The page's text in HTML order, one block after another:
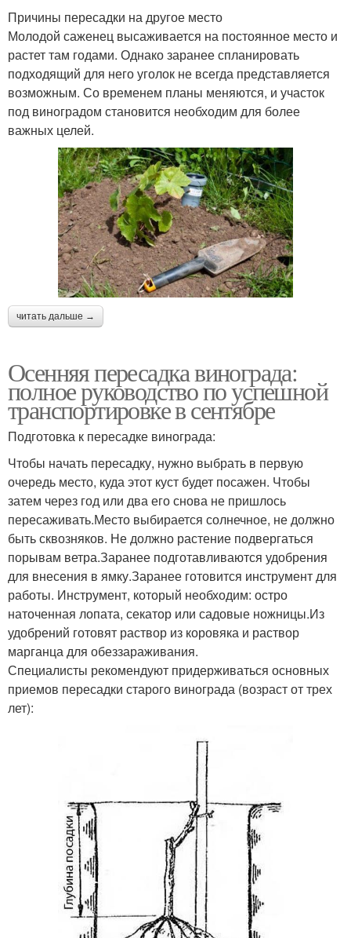
Причины пересадки на другое место
Молодой саженец высаживается на постоянное место и
растет там годами. Однако заранее спланировать
подходящий для него уголок не всегда представляется
возможным. Со временем планы меняются, и участок
под виноградом становится необходим для более
важных целей.
читать дальше →
Осенняя пересадка винограда:
полное руководство по успешной
транспортировке в сентябре
Подготовка к пересадке винограда:
Чтобы начать пересадку, нужно выбрать в первую
очередь место, куда этот куст будет посажен. Чтобы
затем через год или два его снова не пришлось
пересаживать.Место выбирается солнечное, не должно
быть сквозняков. Не должно растение подвергаться
порывам ветра.Заранее подготавливаются удобрения
для внесения в ямку.Заранее готовится инструмент для
работы. Инструмент, который необходим: остро
наточенная лопата, секатор или садовые ножницы.Из
удобрений готовят раствор из коровяка и раствор
марганца для обеззараживания.
Специалисты рекомендуют придерживаться основных
приемов пересадки старого винограда (возраст от трех
лет):